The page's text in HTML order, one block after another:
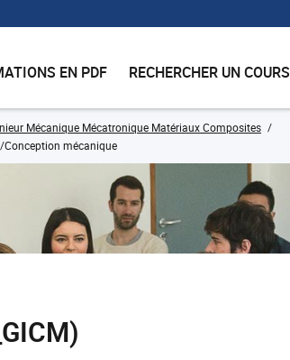
EN PDF RECHERCHER UN COURS
Mécanique Mécatronique Matériaux Composites
Conception mécanique